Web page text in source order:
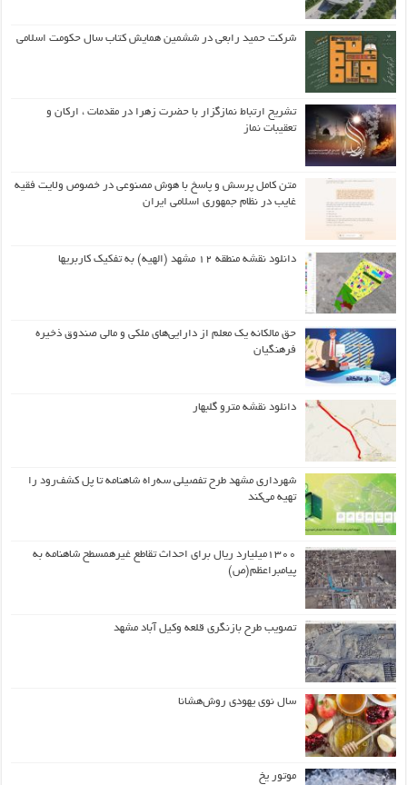
شرکت حمید رابعی در ششمین همایش کتاب سال حکومت اسلامی
تشریح ارتباط نمازگزار با حضرت زهرا در مقدمات ، ارکان و
تعقیبات نماز
متن کامل پرسش و پاسخ با هوش مصنوعی در خصوص ولایت فقیه
غایب در نظام جمهوری اسلامی ایران
دانلود نقشه منطقه ۱۲ مشهد (الهیه) به تفکیک کاربریها
حق مالکانه یک معلم از دارایی‌های ملکی و مالی صندوق ذخیره
فرهنگیان
دانلود نقشه مترو گلبهار
شهرداری مشهد طرح تفصیلی سه‌راه شاهنامه تا پل کشف‌رود را
تهیه می‌کند
۱۳۰۰میلیارد ریال برای احداث تقاطع غیرهمسطح شاهنامه به
پیامبراعظم(ص)
تصویب طرح بازنگری قلعه وکیل آباد مشهد
سال نوی یهودی روش‌هشانا
موتور یخ